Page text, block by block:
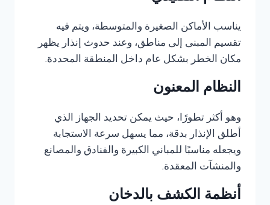
يناسب الأماكن الصغيرة والمتوسطة، ويتم فيه
تقسيم المبنى إلى مناطق، وعند حدوث إنذار يظهر
مكان الخطر بشكل عام داخل المنطقة المحددة.
النظام المعنون
وهو أكثر تطورًا، حيث يمكن تحديد الجهاز الذي
أطلق الإنذار بدقة، مما يسهل سرعة الاستجابة
ويجعله مناسبًا للمباني الكبيرة والفنادق والمصانع
والمنشآت المعقدة.
أنظمة الكشف بالدخان